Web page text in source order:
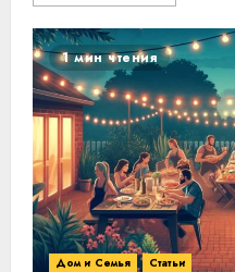
1 мин чтения
Дом и Семья Статьи